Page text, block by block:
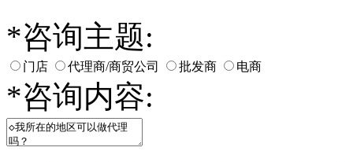
*咨询主题:
门店 代理商/商贸公司 批发商 电商
*咨询内容: